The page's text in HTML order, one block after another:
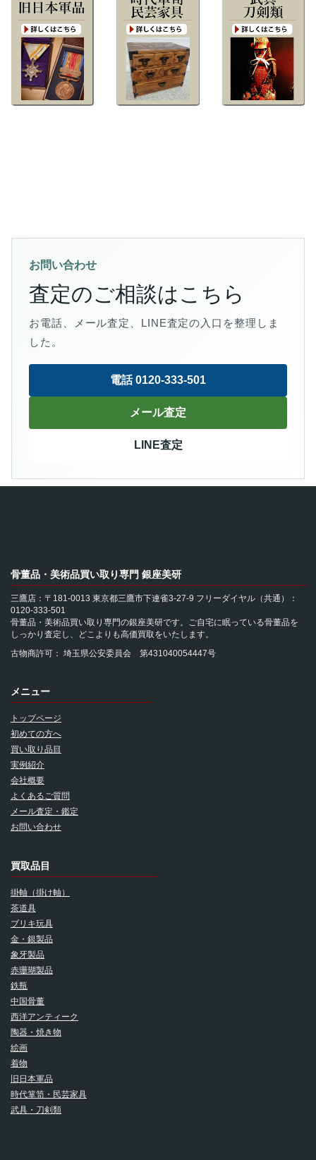
お問い合わせ
査定のご相談はこちら
お電話、メール査定、LINE査定の入口を整理しま
した。
電話 0120-333-501
メール査定
LINE査定
骨董品・美術品買い取り専門 銀座美研
三鷹店：〒181-0013 東京都三鷹市下連雀3-27-9 フリーダイヤル（共通）：
0120-333-501
骨董品・美術品買い取り専門の銀座美研です。ご自宅に眠っている骨董品を
しっかり査定し、どこよりも高価買取をいたします。
古物商許可： 埼玉県公安委員会 第431040054447号
メニュー
トップページ
初めての方へ
買い取り品目
実例紹介
会社概要
よくあるご質問
メール査定・鑑定
お問い合わせ
買取品目
掛軸（掛け軸）
茶道具
ブリキ玩具
金・銀製品
象牙製品
赤珊瑚製品
鉄瓶
中国骨董
西洋アンティーク
陶器・焼き物
絵画
着物
旧日本軍品
時代箪笥・民芸家具
武具・刀剣類